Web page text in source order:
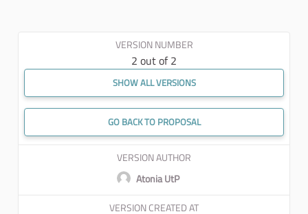
VERSION NUMBER
2 out of 2
SHOW ALL VERSIONS
GO BACK TO PROPOSAL
VERSION AUTHOR
Atonia UtP
VERSION CREATED AT